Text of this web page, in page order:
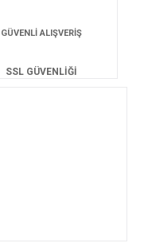
GÜVENLİ ALIŞVERİŞ
SSL GÜVENLİĞİ